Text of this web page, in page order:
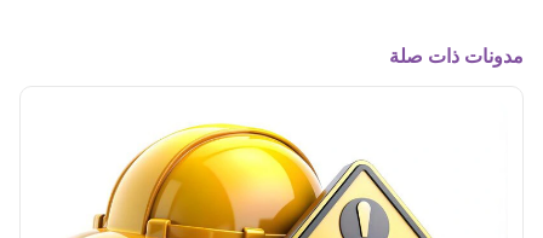
مدونات ذات صلة